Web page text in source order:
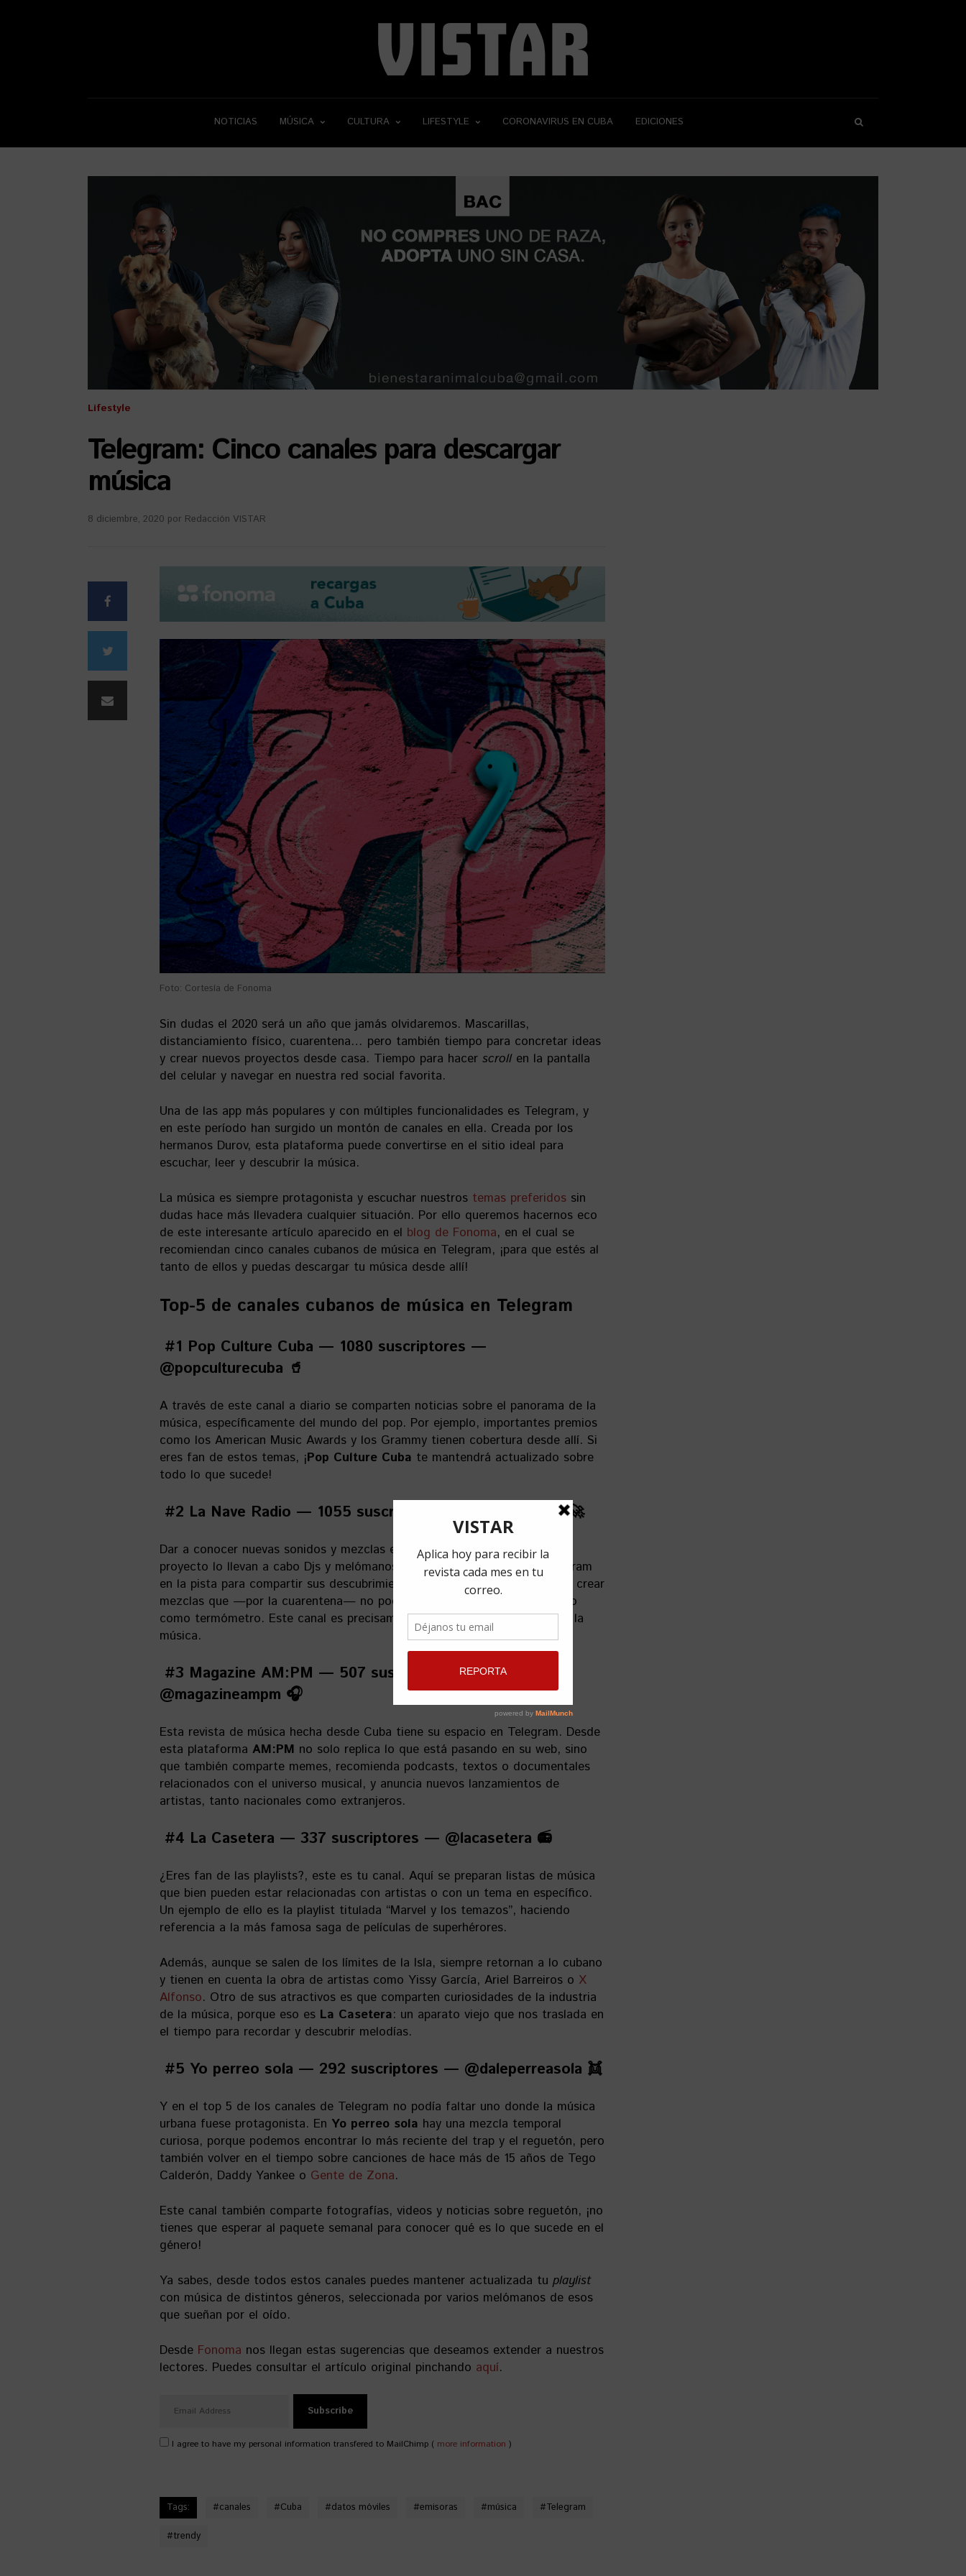
NOTICIAS MÚSICA CULTURA LIFESTYLE CORONAVIRUS EN CUBA EDICIONES
Lifestyle
Telegram: Cinco canales para descargar
música
8 diciembre, 2020 por Redacción VISTAR
Foto: Cortesía de Fonoma
Sin dudas el 2020 será un año que jamás olvidaremos. Mascarillas,
distanciamiento físico, cuarentena… pero también tiempo para concretar ideas
y crear nuevos proyectos desde casa. Tiempo para hacer scroll en la pantalla
del celular y navegar en nuestra red social favorita.
Una de las app más populares y con múltiples funcionalidades es Telegram, y
en este período han surgido un montón de canales en ella. Creada por los
hermanos Durov, esta plataforma puede convertirse en el sitio ideal para
escuchar, leer y descubrir la música.
La música es siempre protagonista y escuchar nuestros temas preferidos sin
dudas hace más llevadera cualquier situación. Por ello queremos hacernos eco
de este interesante artículo aparecido en el blog de Fonoma, en el cual se
recomiendan cinco canales cubanos de música en Telegram, ¡para que estés al
tanto de ellos y puedas descargar tu música desde allí!
Top-5 de canales cubanos de música en Telegram
#1 Pop Culture Cuba — 1080 suscriptores —
@popculturecuba 🥤
A través de este canal a diario se comparten noticias sobre el panorama de la
música, específicamente del mundo del pop. Por ejemplo, importantes premios
como los American Music Awards y los Grammy tienen cobertura desde allí. Si
eres fan de estos temas, ¡Pop Culture Cuba te mantendrá actualizado sobre
todo lo que sucede!
#2 La Nave Radio — 1055 suscriptores — @lanaveradio 🚀
Dar a conocer nuevas sonidos y mezclas es la esencia deLa Nave. Este
proyecto lo llevan a cabo Djs y melómanos que decidieron convertir Telegram
en la pista para compartir sus descubrimientos e innovaciones musicales y crear
mezclas que —por la cuarentena— no podían hacer en vivo, con el público
como termómetro. Este canal es precisamente un viaje por el universo de la
música.
#3 Magazine AM:PM — 507 suscriptores —
@magazineampm 🎧
Esta revista de música hecha desde Cuba tiene su espacio en Telegram. Desde
esta plataforma AM:PM no solo replica lo que está pasando en su web, sino
que también comparte memes, recomienda podcasts, textos o documentales
relacionados con el universo musical, y anuncia nuevos lanzamientos de
artistas, tanto nacionales como extranjeros.
#4 La Casetera — 337 suscriptores — @lacasetera 📻
¿Eres fan de las playlists?, este es tu canal. Aquí se preparan listas de música
que bien pueden estar relacionadas con artistas o con un tema en específico.
Un ejemplo de ello es la playlist titulada “Marvel y los temazos”, haciendo
referencia a la más famosa saga de películas de superhérores.
Además, aunque se salen de los límites de la Isla, siempre retornan a lo cubano
y tienen en cuenta la obra de artistas como Yissy García, Ariel Barreiros o X
Alfonso. Otro de sus atractivos es que comparten curiosidades de la industria
de la música, porque eso es La Casetera: un aparato viejo que nos traslada en
el tiempo para recordar y descubrir melodías.
#5 Yo perreo sola — 292 suscriptores — @daleperreasola 👯
Y en el top 5 de los canales de Telegram no podía faltar uno donde la música
urbana fuese protagonista. En Yo perreo sola hay una mezcla temporal
curiosa, porque podemos encontrar lo más reciente del trap y el reguetón, pero
también volver en el tiempo sobre canciones de hace más de 15 años de Tego
Calderón, Daddy Yankee o Gente de Zona.
Este canal también comparte fotografías, videos y noticias sobre reguetón, ¡no
tienes que esperar al paquete semanal para conocer qué es lo que sucede en el
género!
Ya sabes, desde todos estos canales puedes mantener actualizada tu playlist
con música de distintos géneros, seleccionada por varios melómanos de esos
que sueñan por el oído.
Desde Fonoma nos llegan estas sugerencias que deseamos extender a nuestros
lectores. Puedes consultar el artículo original pinchando aquí.
I agree to have my personal information transfered to MailChimp ( more information )
Tags: #canales #Cuba #datos móviles #emisoras #música #Telegram
#trendy